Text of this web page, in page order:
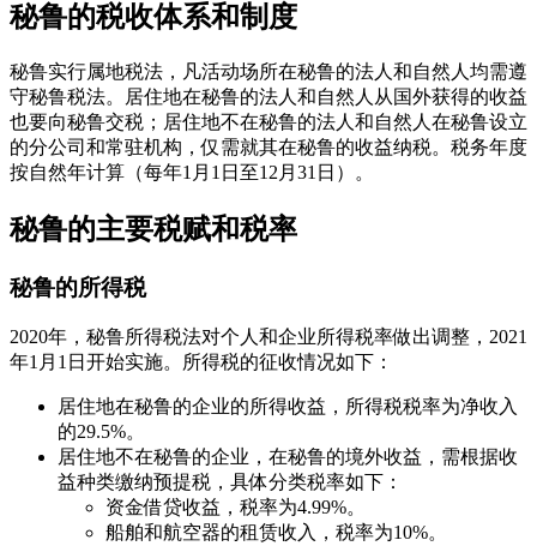
秘鲁的税收体系和制度
秘鲁实行属地税法，凡活动场所在秘鲁的法人和自然人均需遵
守秘鲁税法。居住地在秘鲁的法人和自然人从国外获得的收益
也要向秘鲁交税；居住地不在秘鲁的法人和自然人在秘鲁设立
的分公司和常驻机构，仅需就其在秘鲁的收益纳税。税务年度
按自然年计算（每年1月1日至12月31日）。
秘鲁的主要税赋和税率
秘鲁的所得税
2020年，秘鲁所得税法对个人和企业所得税率做出调整，2021
年1月1日开始实施。所得税的征收情况如下：
居住地在秘鲁的企业的所得收益，所得税税率为净收入
的29.5%。
居住地不在秘鲁的企业，在秘鲁的境外收益，需根据收
益种类缴纳预提税，具体分类税率如下：
资金借贷收益，税率为4.99%。
船舶和航空器的租赁收入，税率为10%。